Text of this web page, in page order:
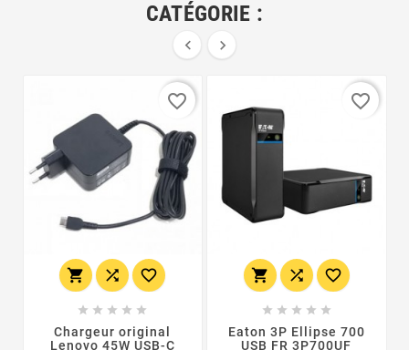
CATÉGORIE :
 
  
    
Chargeur original
Lenovo 45W USB-C
favorite_border
  
    
Eaton 3P Ellipse 700
USB FR 3P700UF
favorite_border